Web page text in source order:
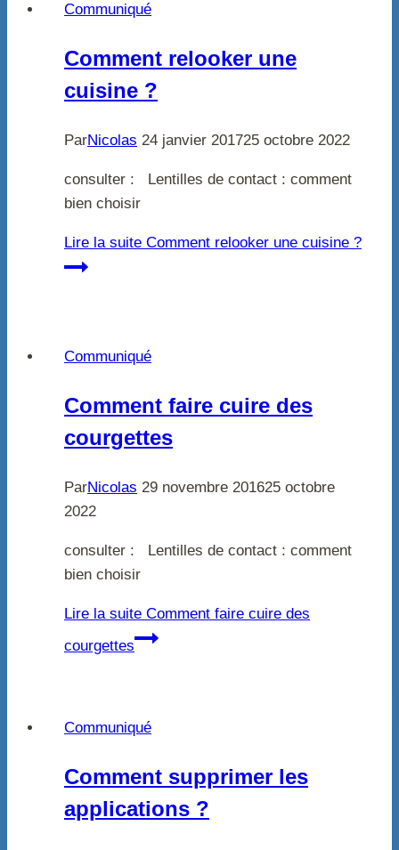
Communiqué
Comment relooker une
cuisine ?
ParNicolas 24 janvier 201725 octobre 2022
consulter : Lentilles de contact : comment
bien choisir
Lire la suite Comment relooker une cuisine ?
Communiqué
Comment faire cuire des
courgettes
ParNicolas 29 novembre 201625 octobre
2022
consulter : Lentilles de contact : comment
bien choisir
Lire la suite Comment faire cuire des
courgettes
Communiqué
Comment supprimer les
applications ?